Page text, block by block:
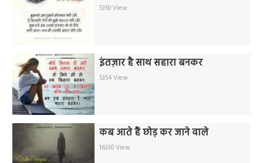
5350 View
इंतज़ार है साथ सहारा बनकर
5354 View
कब आते हैं छोड़ कर जाने वाले
16330 View